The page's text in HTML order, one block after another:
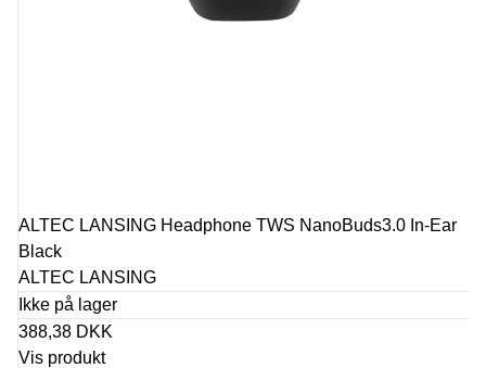
ALTEC LANSING Headphone TWS NanoBuds3.0 In-Ear
Black
ALTEC LANSING
Ikke på lager
388,38 DKK
Vis produkt